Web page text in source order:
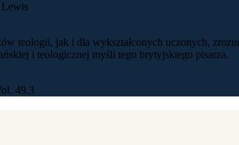
Lewis
teologii, jak i dla wykształconych uczonych,
i teologicznej myśli tego brytyjskiego pisarza.
49.3